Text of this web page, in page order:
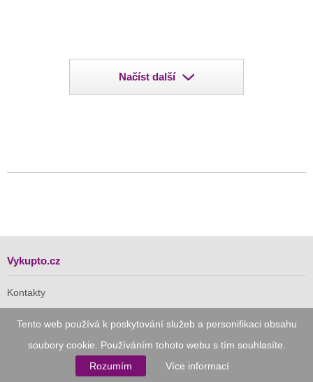
Tento web používá k poskytování služeb a personifikaci obsahu
soubory cookie. Používáním tohoto webu s tím souhlasíte.
Rozumím
Více informací
Načíst další
Vykupto.cz
Kontakty
Pro Vás